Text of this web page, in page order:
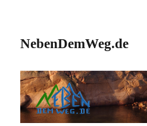
NebenDemWeg.de